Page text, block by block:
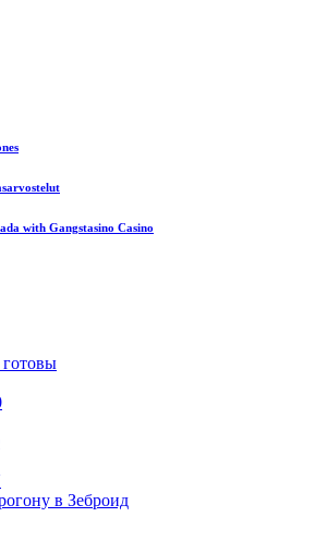
with Gangstasino Casino
готовы
в Зеброид